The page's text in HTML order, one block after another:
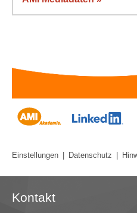
Einstellungen
Datenschutz
Kontakt